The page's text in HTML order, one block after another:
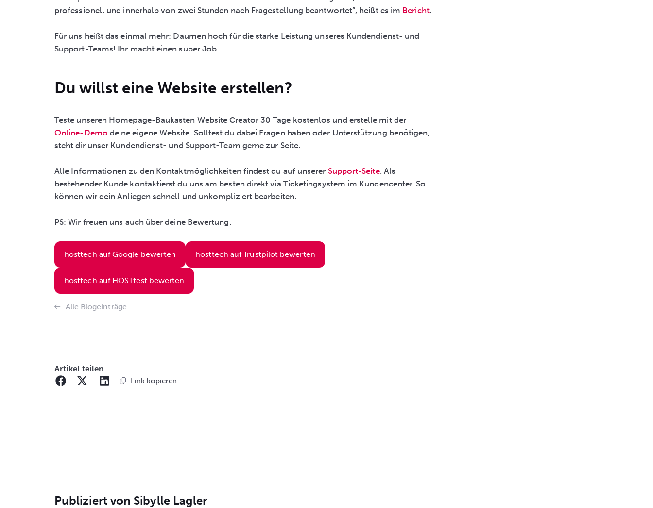
professionell und innerhalb von zwei Stunden nach Fragestellung beantwortet“, heißt es im Bericht.
Für uns heißt das einmal mehr: Daumen hoch für die starke Leistung unseres Kundendienst- und
Support-Teams! Ihr macht einen super Job.
Du willst eine Website erstellen?
Teste unseren Homepage-Baukasten Website Creator 30 Tage kostenlos und erstelle mit der
Online-Demo deine eigene Website. Solltest du dabei Fragen haben oder Unterstützung benötigen,
steht dir unser Kundendienst- und Support-Team gerne zur Seite.
Alle Informationen zu den Kontaktmöglichkeiten findest du auf unserer Support-Seite. Als
bestehender Kunde kontaktierst du uns am besten direkt via Ticketingsystem im Kundencenter. So
können wir dein Anliegen schnell und unkompliziert bearbeiten.
PS: Wir freuen uns auch über deine Bewertung.
hosttech auf Google bewerten hosttech auf Trustpilot bewerten
hosttech auf HOSTtest bewerten
Alle Blogeinträge
Artikel teilen
Link kopieren
Publiziert von Sibylle Lagler